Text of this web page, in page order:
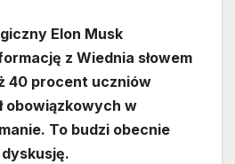
Elon Musk
z Wiednia słowem
40 procent uczniów
obowiązkowych w
To budzi obecnie